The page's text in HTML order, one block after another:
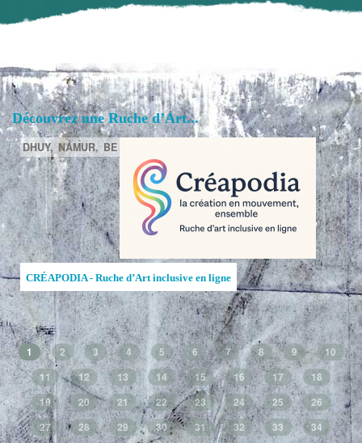
Découvrez une Ruche d’Art...
DHUY, NAMUR, BE
CRÉAPODIA - Ruche d’Art inclusive en ligne
1 2 3 4 5 6 7 8 9
10
11
12 13 14 15 16 17
18
19
20 21 22 23 24 25
26
27
28 29 30 31 32 33
34